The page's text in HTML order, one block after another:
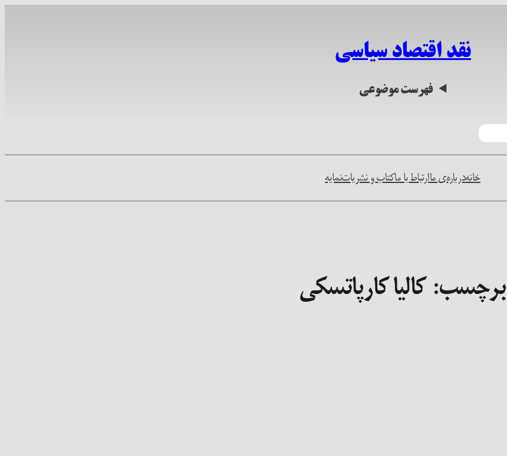
نقد اقتصاد سیاسی
فهرست موضوعی
خانهدرباره‌ی ماارتباط با ماکتاب و نشریاتنمایه
برچسب:کالیا کارپاتسکی